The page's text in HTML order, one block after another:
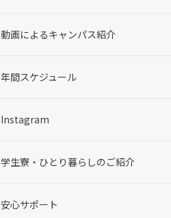
動画によるキャンパス紹介
年間スケジュール
Instagram
学生寮・ひとり暮らしのご紹介
安心サポート